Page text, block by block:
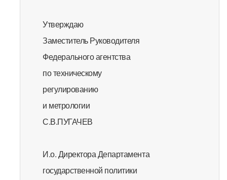
Утверждаю
Заместитель Руководителя
Федерального агентства
по техническому
регулированию
и метрологии
С.В.ПУГАЧЕВ
И.о. Директора Департамента
государственной политики